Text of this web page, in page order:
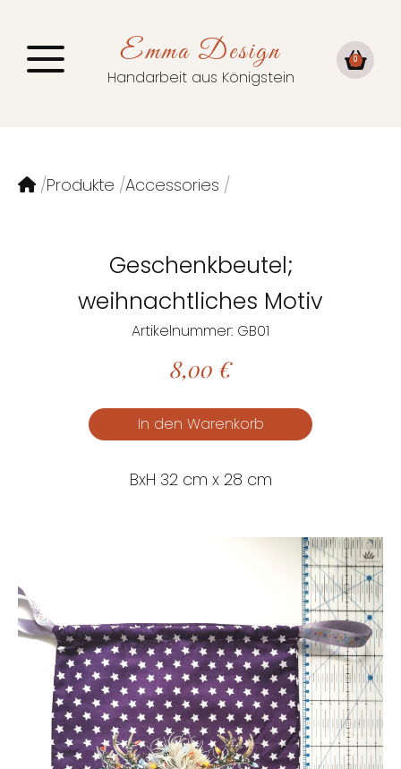
Emma Design
Handarbeit aus Königstein
0
Produkte Accessories
Geschenkbeutel;
weihnachtliches Motiv
Artikelnummer: GB01
8,00 €
BxH 32 cm x 28 cm